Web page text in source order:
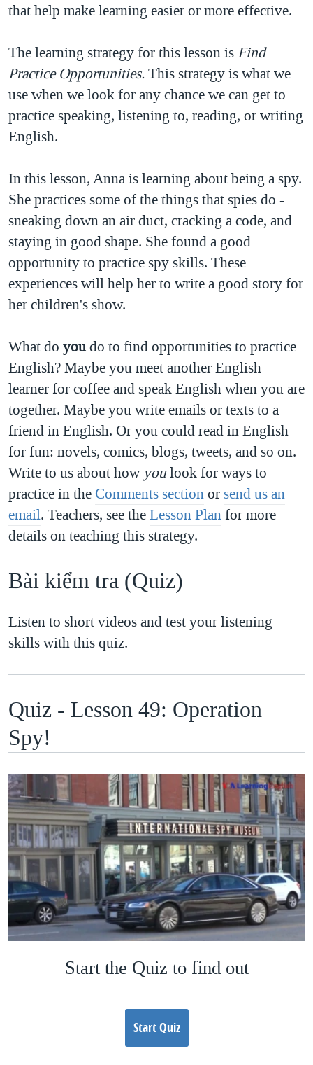
that help make learning easier or more effective.
The learning strategy for this lesson is Find
Practice Opportunities. This strategy is what we
use when we look for any chance we can get to
practice speaking, listening to, reading, or writing
English.
In this lesson, Anna is learning about being a spy.
She practices some of the things that spies do -
sneaking down an air duct, cracking a code, and
staying in good shape. She found a good
opportunity to practice spy skills. These
experiences will help her to write a good story for
her children's show.
What do youdo to find opportunities to practice
English? Maybe you meet another English
learner for coffee and speak English when you are
together. Maybe you write emails or texts to a
friend in English. Or you could read in English
for fun: novels, comics, blogs, tweets, and so on.
Write to us about how youlook for ways to
practice in the Comments sectionor send us an
email. Teachers, see theLesson Planfor more
details on teaching this strategy.
Bài kiểm tra​ (Quiz)​
Listen to short videos and test your listening
skills with this quiz.
Quiz - Lesson 49: Operation
Spy!
Start the Quiz to find out
Start Quiz